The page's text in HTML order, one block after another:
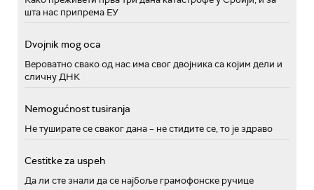
шта нас припрема ЕУ
Dvojnik mog oca
Вероватно свако од нас има свог двојника са којим дели и
сличну ДНК
Nemogućnost tusiranja
Не туширате се сваког дана – не стидите се, то је здраво
Cestitke za uspeh
Да ли сте знали да се најбоље грамофонске ручице